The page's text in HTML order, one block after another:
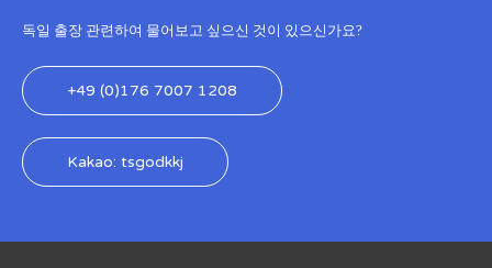
독일 출장 관련하여 물어보고 싶으신 것이 있으신가요?
+49 (0)176 7007 1208
Kakao: tsgodkkj